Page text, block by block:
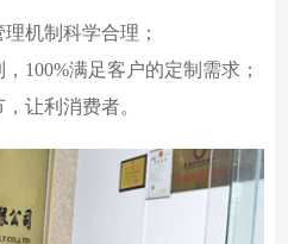
机制科学合理；
100%满足客户的定制需求；
让利消费者。